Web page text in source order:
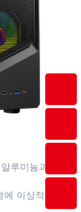
루미늄과 같은
이상적입니